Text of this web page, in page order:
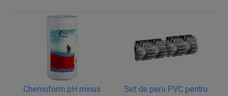
Chemoform pH minus
Set de perii PVC pentru